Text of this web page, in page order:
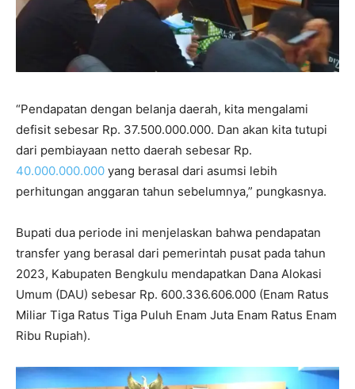
“Pendapatan dengan belanja daerah, kita mengalami
defisit sebesar Rp. 37.500.000.000. Dan akan kita tutupi
dari pembiayaan netto daerah sebesar Rp.
40.000.000.000 yang berasal dari asumsi lebih
perhitungan anggaran tahun sebelumnya,” pungkasnya.
Bupati dua periode ini menjelaskan bahwa pendapatan
transfer yang berasal dari pemerintah pusat pada tahun
2023, Kabupaten Bengkulu mendapatkan Dana Alokasi
Umum (DAU) sebesar Rp. 600.336.606.000 (Enam Ratus
Miliar Tiga Ratus Tiga Puluh Enam Juta Enam Ratus Enam
Ribu Rupiah).